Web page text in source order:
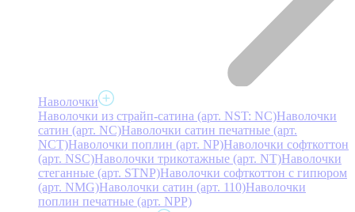
Наволочки
Наволочки из страйп-сатина (арт. NST: NC)Наволочки
сатин (арт. NC)Наволочки сатин печатные (арт.
NCT)Наволочки поплин (арт. NP)Наволочки софткоттон
(арт. NSC)Наволочки трикотажные (арт. NT)Наволочки
стеганные (арт. STNP)Наволочки софткоттон с гипюром
(арт. NMG)Наволочки сатин (арт. 110)Наволочки
поплин печатные (арт. NPP)